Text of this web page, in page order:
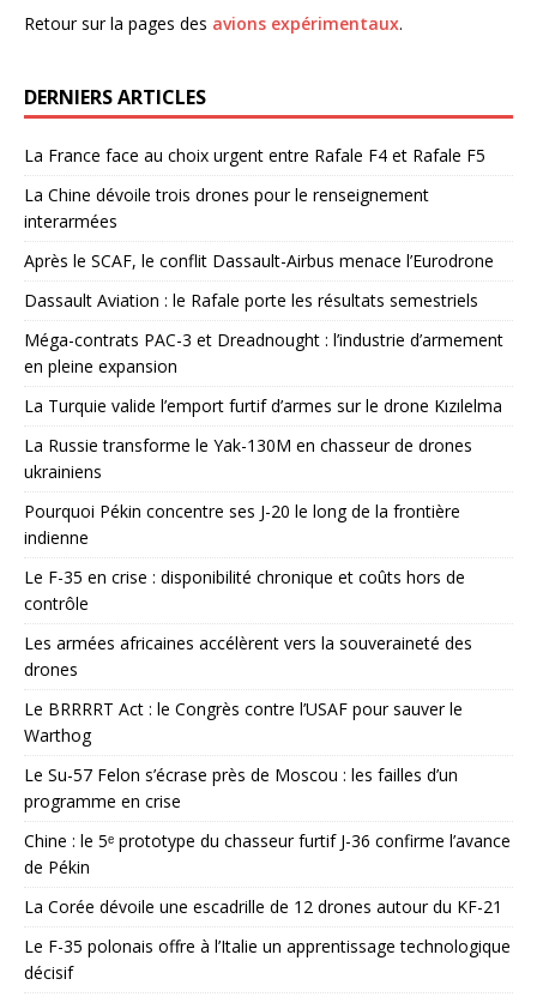
Retour sur la pages des avions expérimentaux.
DERNIERS ARTICLES
La France face au choix urgent entre Rafale F4 et Rafale F5
La Chine dévoile trois drones pour le renseignement
interarmées
Après le SCAF, le conflit Dassault-Airbus menace l’Eurodrone
Dassault Aviation : le Rafale porte les résultats semestriels
Méga-contrats PAC-3 et Dreadnought : l’industrie d’armement
en pleine expansion
La Turquie valide l’emport furtif d’armes sur le drone Kızılelma
La Russie transforme le Yak-130M en chasseur de drones
ukrainiens
Pourquoi Pékin concentre ses J-20 le long de la frontière
indienne
Le F-35 en crise : disponibilité chronique et coûts hors de
contrôle
Les armées africaines accélèrent vers la souveraineté des
drones
Le BRRRRT Act : le Congrès contre l’USAF pour sauver le
Warthog
Le Su-57 Felon s’écrase près de Moscou : les failles d’un
programme en crise
Chine : le 5ᵉ prototype du chasseur furtif J-36 confirme l’avance
de Pékin
La Corée dévoile une escadrille de 12 drones autour du KF-21
Le F-35 polonais offre à l’Italie un apprentissage technologique
décisif